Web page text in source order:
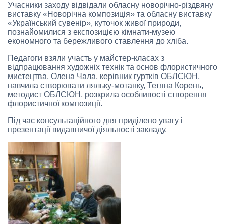
Учасники заходу відвідали обласну новорічно-різдвяну
виставку «Новорічна композиція» та обласну виставку
«Український сувенір», куточок живої природи,
познайомилися з експозицією кімнати-музею
економного та бережливого ставлення до хліба.
Педагоги взяли участь у майстер-класах з
відпрацювання художніх технік та основ флористичного
мистецтва. Олена Чала, керівник гуртків ОБЛСЮН,
навчила створювати ляльку-мотанку, Тетяна Корень,
методист ОБЛСЮН, розкрила особливості створення
флористичної композиції.
Під час консультаційного дня приділено увагу і
презентації видавничої діяльності закладу.